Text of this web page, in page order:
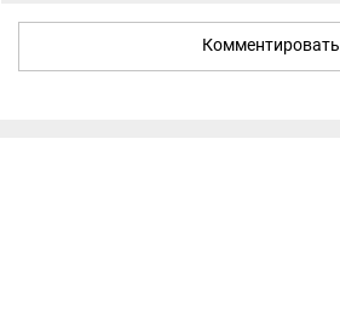
Комментировать